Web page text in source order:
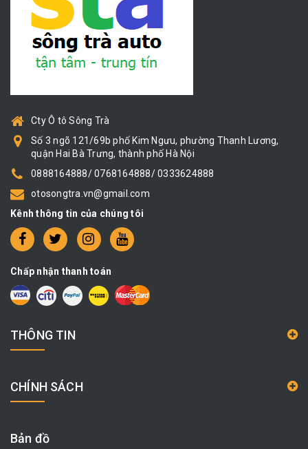
Cty Ô tô Sông Trà
Số 3 ngõ 121/69b phố Kim Ngưu, phường Thanh Lương,
quận Hai Bà Trưng, thành phố Hà Nội
0888164888/ 0768164888/ 0333624888
otosongtra.vn@gmail.com
Kênh thông tin của chúng tôi
Chấp nhận thanh toán
THÔNG TIN
CHÍNH SÁCH
Bản đồ